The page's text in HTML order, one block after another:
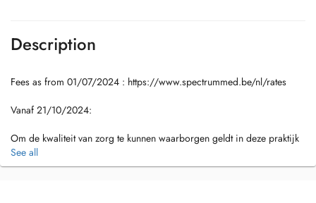
Description
Fees as from 01/07/2024 : https://www.spectrummed.be/nl/rates
Vanaf 21/10/2024:
Om de kwaliteit van zorg te kunnen waarborgen geldt in deze praktijk
een patiëntenstop. Dit betekent dat wij tijdelijk geen nieuwe patiënten
meer kunnen aannemen. Enkel bestaande patiënten zullen nog een
See all